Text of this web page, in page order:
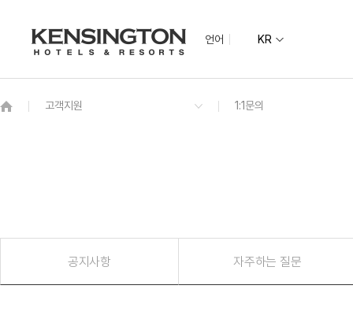
언어 KR
지역별 지도
켄싱턴호텔 사이판
켄싱턴리조트
공지사항 자주하는 질문